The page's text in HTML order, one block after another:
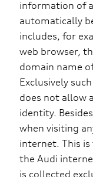
information of
automatically
includes, for
web browser,
domain name
Exclusively
does not allow
identity.
when visiting
internet. This
the Audi
is collected